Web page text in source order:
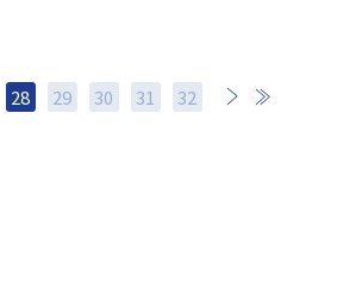
28 29 30 31 32
次 最後